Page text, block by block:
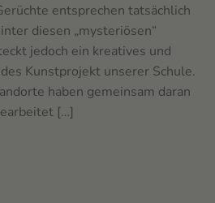
entsprechen tatsächlich
diesen „mysteriösen“
jedoch ein kreatives und
Kunstprojekt unserer Schule.
haben gemeinsam daran
[…]